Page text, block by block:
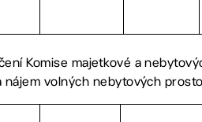
Komise majetkové a
nájem volných nebytových